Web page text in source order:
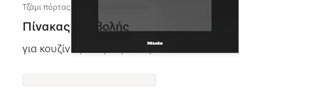
Τζάμι πόρτας obsw PuL BM KD kpl.
Πίνακας προβολής
για κουζίνες και φούρνους